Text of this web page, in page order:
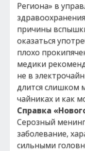
Региона» в
причины
оказаться
плохо
медики
не в
длится слишком
чайниках и как
Справка
Серозный
заболевание,
сильными